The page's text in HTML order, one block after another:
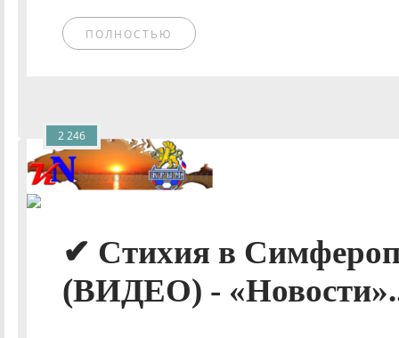
ПОЛНОСТЬЮ
✔ Стихия в
(ВИДЕО) -
2 246